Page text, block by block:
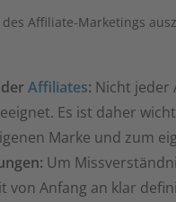
Affiliate-Marketings
Affiliates: Nicht jeder
Es ist daher
Marke und zum
Um
von Anfang an klar